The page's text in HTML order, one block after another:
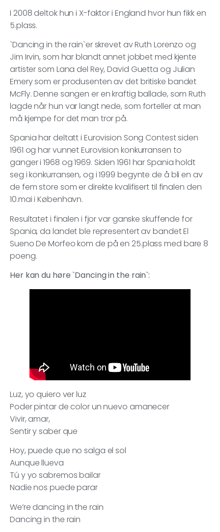
I 2008 deltok hun i X-faktor i England hvor hun fikk en
5.plass.
`Dancing in the rain`er skrevet av Ruth Lorenzo og
Jim Irvin, som har blandt annet jobbet med kjente
artister som Lana del Rey, David Guetta og Julian
Emery som er produsenten av det britiske bandet
McFly. Denne sangen er en kraftig ballade, som Ruth
lagde når hun var langt nede, som forteller at man
må kjempe for det man tror på.
Spania har deltatt i Eurovision Song Contest siden
1961 og har vunnet Eurovision konkurransen to
ganger i 1968 og 1969. Siden 1961 har Spania holdt
seg i konkurransen, og i 1999 begynte de å bli en av
de fem store som er direkte kvalifisert til finalen den
10.mai i København.
Resultatet i finalen i fjor var ganske skuffende for
Spania, da landet ble representert av bandet El
Sueno De Morfeo kom de på en 25.plass med bare 8
poeng.
Her kan du høre `Dancing in the rain`:
Luz, yo quiero ver luz
Poder pintar de color un nuevo amanecer
Vivir, amar,
Sentir y saber que
Hoy, puede que no salga el sol
Aunque llueva
Tú y yo sabremos bailar
Nadie nos puede parar
We’re dancing in the rain
Dancing in the rain